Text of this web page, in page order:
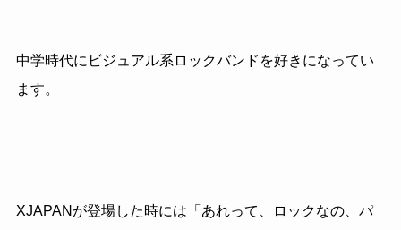
中学時代にビジュアル系ロックバンドを好きになってい
ます。
XJAPANが登場した時には「あれって、ロックなの、パ